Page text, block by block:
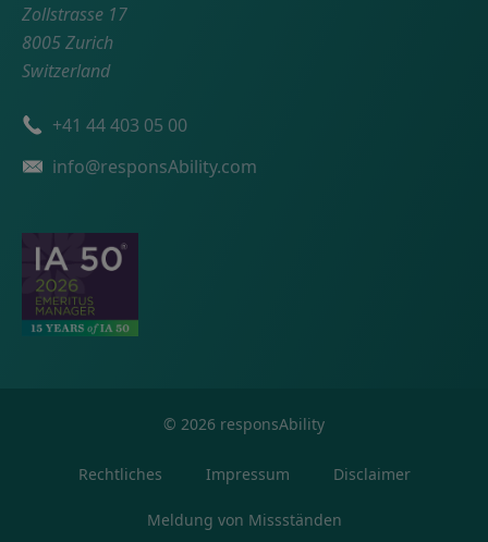
Zollstrasse 17
8005 Zurich
Switzerland
Telefonnummer
+41 44 403 05 00
Emailinfo@responsAbility.com
© 2026 responsAbility
Rechtliches Impressum Disclaimer
Meldung von Missständen